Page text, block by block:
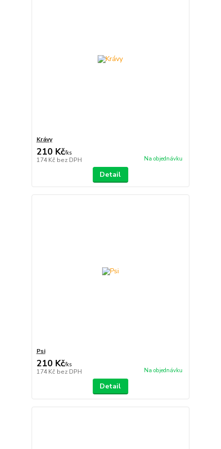
Krávy
210 Kč/ks
174 Kč bez DPH Na objednávku
Detail
Psi
210 Kč/ks
174 Kč bez DPH Na objednávku
Detail